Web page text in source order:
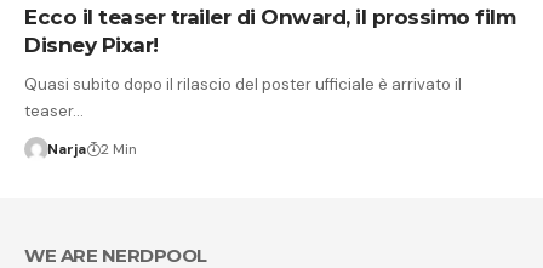
Ecco il teaser trailer di Onward, il prossimo film
Disney Pixar!
Quasi subito dopo il rilascio del poster ufficiale è arrivato il
teaser…
Narja 2 Min
WE ARE NERDPOOL